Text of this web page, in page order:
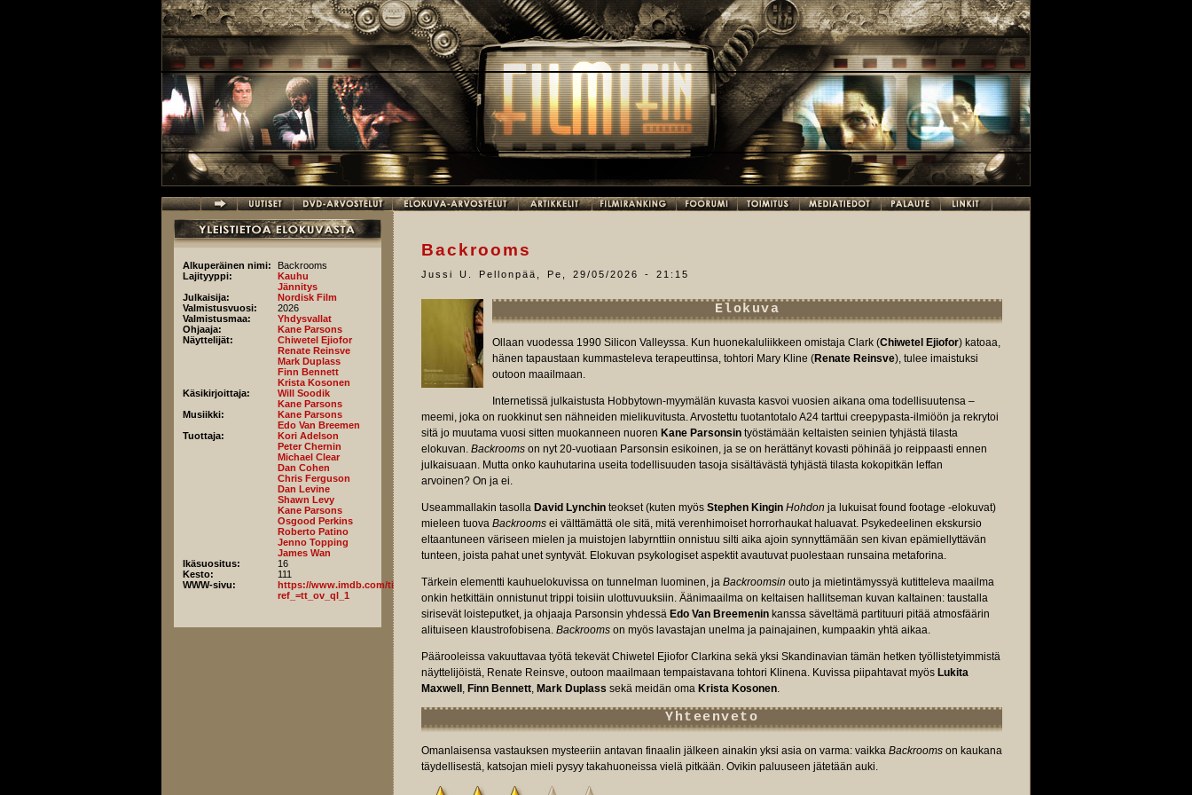
Alkuperäinen nimi:
Backrooms
Lajityyppi:
Kauhu
Jännitys
Julkaisija:
Nordisk Film
Valmistusvuosi:
2026
Valmistusmaa:
Yhdysvallat
Ohjaaja:
Kane Parsons
Näyttelijät:
Chiwetel Ejiofor
Renate Reinsve
Mark Duplass
Finn Bennett
Krista Kosonen
Käsikirjoittaja:
Will Soodik
Kane Parsons
Musiikki:
Kane Parsons
Edo Van Breemen
Tuottaja:
Kori Adelson
Peter Chernin
Michael Clear
Dan Cohen
Chris Ferguson
Dan Levine
Shawn Levy
Kane Parsons
Osgood Perkins
Roberto Patino
Jenno Topping
James Wan
Ikäsuositus:
16
Kesto:
111
WWW-sivu:
https://www.imdb.com/title/tt26657236/fullcredits/?
ref_=tt_ov_ql_1
Backrooms
Jussi U. Pellonpää Pe, 29/05/2026 - 21:15
Elokuva
Ollaan vuodessa 1990 Silicon Valleyssa. Kun huonekaluliikkeen omistaja Clark (Chiwetel Ejiofor) katoaa,
hänen tapaustaan kummasteleva terapeuttinsa, tohtori Mary Kline (Renate Reinsve), tulee imaistuksi
outoon maailmaan.
Internetissä julkaistusta Hobbytown-myymälän kuvasta kasvoi vuosien aikana oma todellisuutensa –
meemi, joka on ruokkinut sen nähneiden mielikuvitusta. Arvostettu tuotantotalo A24 tarttui creepypasta-ilmiöön ja rekrytoi
sitä jo muutama vuosi sitten muokanneen nuoren Kane Parsonsin työstämään keltaisten seinien tyhjästä tilasta
elokuvan. Backrooms on nyt 20-vuotiaan Parsonsin esikoinen, ja se on herättänyt kovasti pöhinää jo reippaasti ennen
julkaisuaan. Mutta onko kauhutarina useita todellisuuden tasoja sisältävästä tyhjästä tilasta kokopitkän leffan
arvoinen? On ja ei.
Useammallakin tasolla David Lynchin teokset (kuten myös Stephen Kingin Hohdon ja lukuisat found footage -elokuvat)
mieleen tuova Backrooms ei välttämättä ole sitä, mitä verenhimoiset horrorhaukat haluavat. Psykedeelinen ekskursio
eltaantuneen väriseen mielen ja muistojen labyrnttiin onnistuu silti aika ajoin synnyttämään sen kivan epämiellyttävän
tunteen, joista pahat unet syntyvät. Elokuvan psykologiset aspektit avautuvat puolestaan runsaina metaforina.
Tärkein elementti kauhuelokuvissa on tunnelman luominen, ja Backroomsin outo ja mietintämyssyä kutitteleva maailma
onkin hetkittäin onnistunut trippi toisiin ulottuvuuksiin. Äänimaailma on keltaisen hallitseman kuvan kaltainen: taustalla
sirisevät loisteputket, ja ohjaaja Parsonsin yhdessä Edo Van Breemenin kanssa säveltämä partituuri pitää atmosfäärin
alituiseen klaustrofobisena. Backrooms on myös lavastajan unelma ja painajainen, kumpaakin yhtä aikaa.
Päärooleissa vakuuttavaa työtä tekevät Chiwetel Ejiofor Clarkina sekä yksi Skandinavian tämän hetken työllistetyimmistä
näyttelijöistä, Renate Reinsve, outoon maailmaan tempaistavana tohtori Klinena. Kuvissa piipahtavat myös Lukita
Maxwell , Finn Bennett, Mark Duplass sekä meidän oma Krista Kosonen.
Yhteenveto
Omanlaisensa vastauksen mysteeriin antavan finaalin jälkeen ainakin yksi asia on varma: vaikka Backrooms on kaukana
täydellisestä, katsojan mieli pysyy takahuoneissa vielä pitkään. Ovikin paluuseen jätetään auki.